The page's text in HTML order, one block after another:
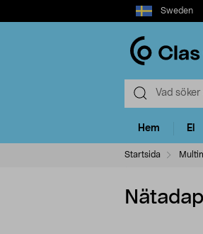
Select
market
Sweden
Hem El
Startsida